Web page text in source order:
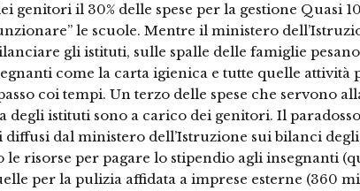
genitori il 30% delle spese per la gestione Quasi
le scuole. Mentre il ministero
gli istituti, sulle spalle delle famiglie
come la carta igienica e tutte quelle attività
coi tempi. Un terzo delle spese che servono
degli istituti sono a carico dei genitori. Il
dal ministero dell’Istruzione sui bilanci degli
le risorse per pagare lo stipendio agli insegnanti
per la pulizia affidata a imprese esterne (360